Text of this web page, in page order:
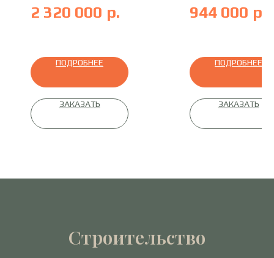
Материал
оцилиндрованное бревно
2 320 000 р.
ПОДРОБНЕЕ
ЗАКАЗАТЬ
Материал
профилированный брус
944 000 р.
ПОДРОБНЕЕ
ЗАКАЗАТЬ
Строительство